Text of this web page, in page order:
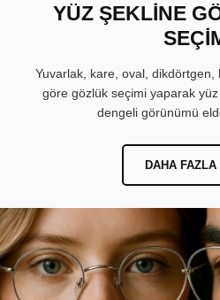
YÜZ ŞEKLİNE
Yuvarlak, kare, oval,
göre gözlük seçimi yaparak
dengeli görünümü
DAHA FAZLA